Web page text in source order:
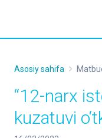
Asosiy sahifa
“12-narx
kuzatuvi